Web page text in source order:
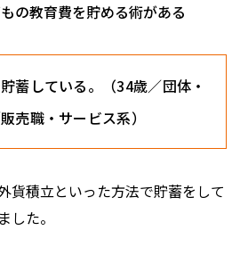
の教育費を貯める術がある
蓄している。（34歳／団体・
売職・サービス系）
貨積立といった方法で貯蓄をして
した。